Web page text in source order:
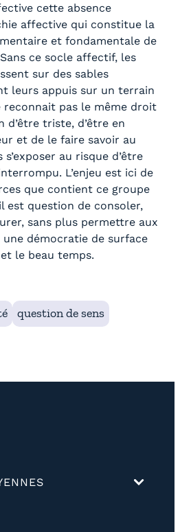
cette absence
affective qui constitue la
et fondamentale de
ce socle affectif, les
sur des sables
leurs appuis sur un terrain
reconnait pas le même droit
d’être triste, d’être en
et de le faire savoir au
au risque d’être
L’enjeu est ici de
que contient ce groupe
est question de consoler,
sans plus permettre aux
démocratie de surface
le beau temps.
question de sens